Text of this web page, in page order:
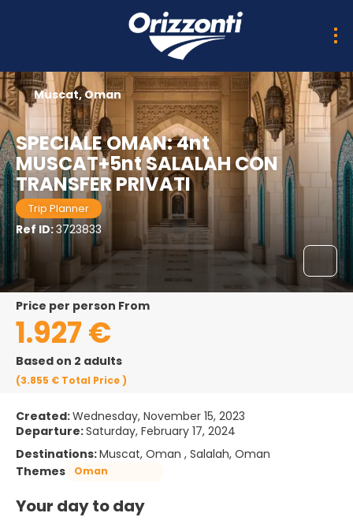
SPECIALE OMAN: 4nt
MUSCAT+5nt SALALAH CON
TRANSFER PRIVATI
Trip Planner
Ref ID:3723833
Muscat, Oman
price per person From
1.927 €
Based on 2 adults
(3.855 € Total Price)
Created:Wednesday, November 15, 2023
Departure:Saturday, February 17, 2024
Destinations:Muscat, Oman , Salalah, Oman
Themes
Oman
Your day to day